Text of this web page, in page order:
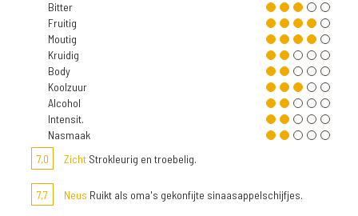
Bitter
Fruitig
Moutig
Kruidig
Body
Koolzuur
Alcohol
Intensit.
Nasmaak
7,0
Zicht Strokleurig en troebelig.
7,7 Neus Ruikt als oma's gekonfijte sinaasappelschijfjes.